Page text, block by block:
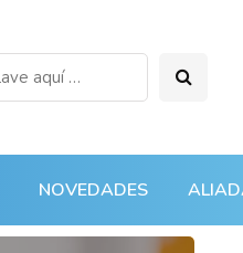
NOVEDADES